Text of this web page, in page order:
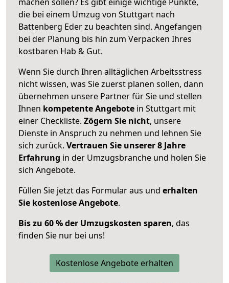
die bei einem Umzug von Stuttgart nach
Battenberg Eder zu beachten sind. Angefangen
bei der Planung bis hin zum Verpacken Ihres
kostbaren Hab & Gut.
Wenn Sie durch Ihren alltäglichen Arbeitsstress
nicht wissen, was Sie zuerst planen sollen, dann
übernehmen unsere Partner für Sie und stellen
Ihnen kompetente Angebote in Stuttgart mit
einer Checkliste. Zögern Sie nicht, unsere
Dienste in Anspruch zu nehmen und lehnen Sie
sich zurück. Vertrauen Sie unserer 8 Jahre
Erfahrung in der Umzugsbranche und holen Sie
sich Angebote.
Füllen Sie jetzt das Formular aus und erhalten
Sie kostenlose Angebote.
Bis zu 60 % der Umzugskosten sparen, das
finden Sie nur bei uns!
Kostenlose Angebote erhalten